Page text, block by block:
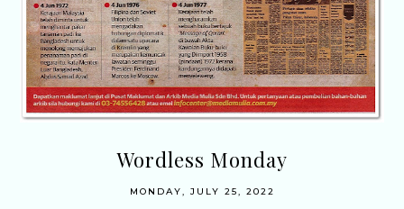
Wordless Monday
MONDAY, JULY 25, 2022